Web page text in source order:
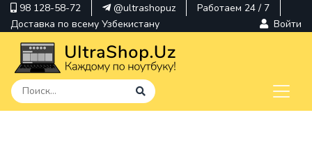
98 128-58-72 @ultrashopuz
Работаем 24 / 7
Доставка по всему Узбекистану
Войти